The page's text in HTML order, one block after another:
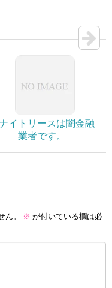
イトリースは闇金融
業者です。
ん。 ※ が付いている欄は必